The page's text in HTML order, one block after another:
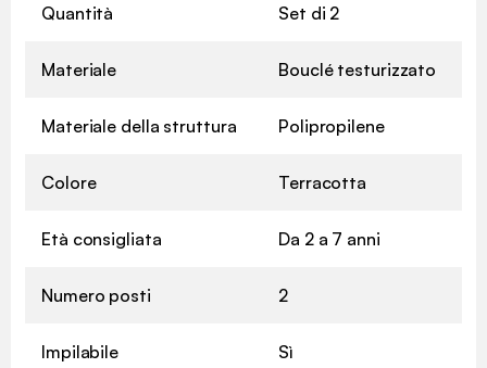
Quantità Set di 2
Materiale Bouclé testurizzato
Materiale della struttura Polipropilene
Colore Terracotta
Età consigliata Da 2 a 7 anni
Numero posti 2
Impilabile Sì